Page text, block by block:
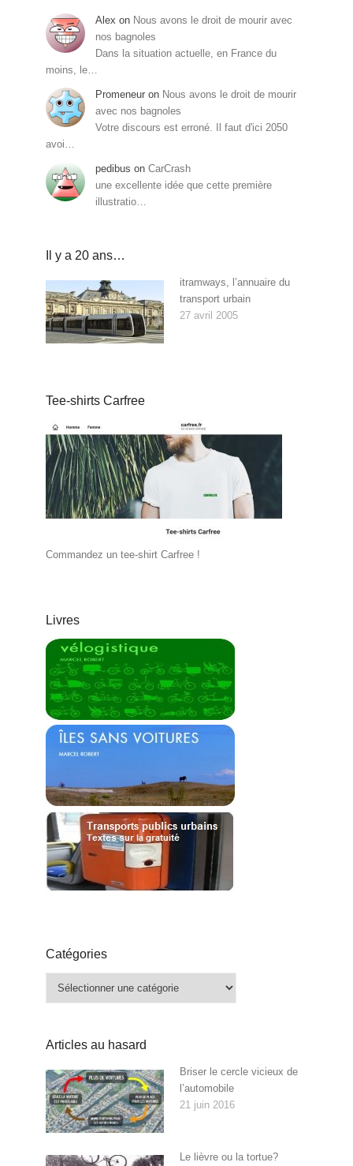
Alex on Nous avons le droit de mourir avec
nos bagnoles
Dans la situation actuelle, en France du
moins, le…
Promeneur on Nous avons le droit de mourir
avec nos bagnoles
Votre discours est erroné. Il faut d'ici 2050
avoi…
pedibus on CarCrash
une excellente idée que cette première
illustratio…
Il y a 20 ans…
itramways, l’annuaire du
transport urbain
27 avril 2005
Tee-shirts Carfree
Commandez un tee-shirt Carfree !
Livres
Catégories
Articles au hasard
Briser le cercle vicieux de
l’automobile
21 juin 2016
Le lièvre ou la tortue?